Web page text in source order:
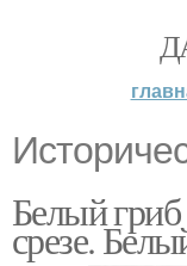
Белый гриб
срезе.